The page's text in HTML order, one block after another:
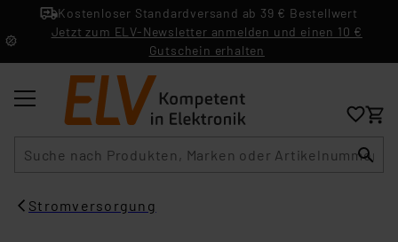
Kostenloser Standardversand ab 39 € Bestellwert
Jetzt zum ELV-Newsletter anmelden und einen 10 €
Gutschein erhalten
Stromversorgung